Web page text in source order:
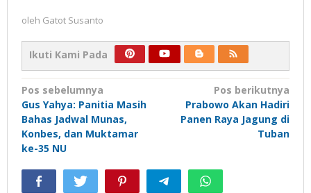
oleh Gatot Susanto
Ikuti Kami Pada
Navigasi
pos
Pos sebelumnya
Gus Yahya: Panitia Masih
Bahas Jadwal Munas,
Konbes, dan Muktamar
ke-35 NU
Pos berikutnya
Prabowo Akan Hadiri
Panen Raya Jagung di
Tuban